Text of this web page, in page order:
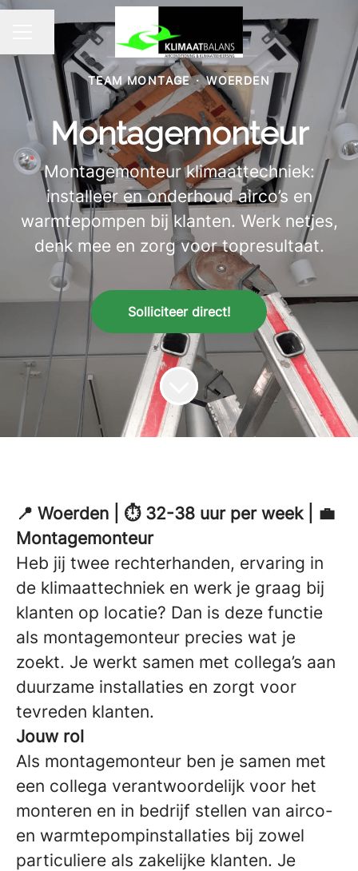
CARRIÈREMENU
Pagina delen
TEAM MONTAGE · WOERDEN
Montagemonteur
Montagemonteur klimaattechniek:
installeer en onderhoud airco’s en
warmtepompen bij klanten. Werk netjes,
denk mee en zorg voor topresultaat.
Solliciteer direct!
📍 Woerden | ⏱ 32-38 uur per week | 💼
Montagemonteur
Heb jij twee rechterhanden, ervaring in
de klimaattechniek en werk je graag bij
klanten op locatie? Dan is deze functie
als montagemonteur precies wat je
zoekt. Je werkt samen met collega’s aan
duurzame installaties en zorgt voor
tevreden klanten.
Jouw rol
Als montagemonteur ben je samen met
een collega verantwoordelijk voor het
monteren en in bedrijf stellen van airco-
en warmtepompinstallaties bij zowel
particuliere als zakelijke klanten. Je